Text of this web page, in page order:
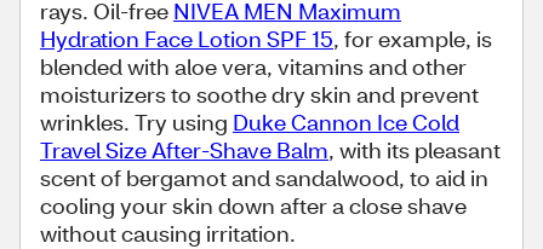
rays. Oil-free NIVEA MEN Maximum
Hydration Face Lotion SPF 15, for example, is
blended with aloe vera, vitamins and other
moisturizers to soothe dry skin and prevent
wrinkles. Try using Duke Cannon Ice Cold
Travel Size After-Shave Balm, with its pleasant
scent of bergamot and sandalwood, to aid in
cooling your skin down after a close shave
without causing irritation.